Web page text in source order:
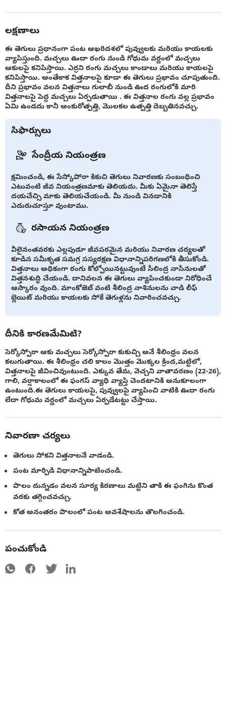
లక్షణాలు
ఈ తెగులు ప్రధానంగా పంట ఆఖరిదశలో పువ్వులకు మరియు కాయలకు
వ్యాపిస్తుంది. మచ్చలు ఊదా రంగు నుండి గోధుమ వర్ణంలో మచ్చలు
ఆకులపై కనిపిస్తాయి. ఎర్రని రంగు మచ్చలు కాండాలు మరియు కాయలపై
కనిపిస్తాయి. అంతేకాక విత్తనాలపై కూడా ఈ తెగులు ప్రభావం చూపుతుంది.
దీని ప్రభావం వలన విత్తనాలు గులాబీ నుండి ఊద రంగులోకి మారి
విత్తనాలపై పెద్ద మచ్చలు ఏర్పడుతాయి . ఈ విత్తనాల రంగు వల్ల ప్రభావం
ఏమి ఉండదు కానీ అంకురోత్పత్తి, మొలకల ఉత్పత్తి దెబ్బతినవచ్చు.
సిఫార్సులు
సేంద్రీయ నియంత్రణ
క్షమించండి, ఈ సేస్కోపోరా కికుచి తెగులు నివారణకు సంబంధించి
ఎటువంటి జీవ నియంత్రణమాకు తెలియదు. మీకు ఏమైనా తెలిస్తే
దయచేచ్సి మాకు తెలియచేయండి. మీ నుండి వినడానికి
ఎదురుచూస్తూ వుంటాము.
రసాయన నియంత్రణ
వీలైనంతవరకు ఎల్లపుడూ జీవపరమైన మరియు నివారణ చర్యలతో
కూడిన సమీకృత సమగ్ర సస్యరక్షణ విధానాన్నిపరిగణలోకి తీసుకోండి.
విత్తనాలు అధికంగా రంగు కోల్పోయినట్టువుంటే సీలింద్ర నాసీనులతో
విత్తనశుద్ధి చేయండి. దానివలన ఈ తెగులు వ్యాపించకుండా నిరోధించే
ఆస్కారం వుంది. మాంకోజెబ్ వంటి శీలింద్ర నాశినులను వాడి లీఫ్
బ్లెయిట్ మరియు కాయలకు సోకే తెగుళ్లను నివారించవచ్చు.
దీనికి కారణమేమిటి?
సెర్కోస్పోరా ఆకు మచ్చలు సెర్కోస్పోరా కుకుచ్చి అనే శీలింధ్రం వలన
కలుగుతాయి. ఈ శీలింధ్రం చలి కాలం మొత్తం మొక్కల క్రింద,మట్టిలో,
విత్తనాలపై జీవించివుంటుంది. ఎక్కువ తేమ, వెచ్చని వాతావరణం (22-26),
గాలి, వర్షాకాలంలో ఈ ఫంగస్ వ్యాధి వ్యాప్తి చెందటానికి అనుకూలంగా
ఉంటుంది.ఈ తెగులు కాయలపై, పువ్వులపై వ్యాపించి వాటికి ఊదా రంగు
లేదా గోధుమ వర్ణంలో మచ్చలు ఏర్పడేటట్టు చేస్తాయి.
నివారణా చర్యలు
తెగులు సోకని విత్తనాలనే వాడండి.
పంట మార్పిడి విధానాన్నిపాటించండి.
పొలం దున్నడం వలన సూర్య కిరణాలు మట్టిని తాకి ఈ ఫంగిను కొంత
వరకు తగ్గించవచ్చు.
కోత అనంతరం పొలంలో పంట అవశేషాలను తొలగించండి.
పంచుకోండి